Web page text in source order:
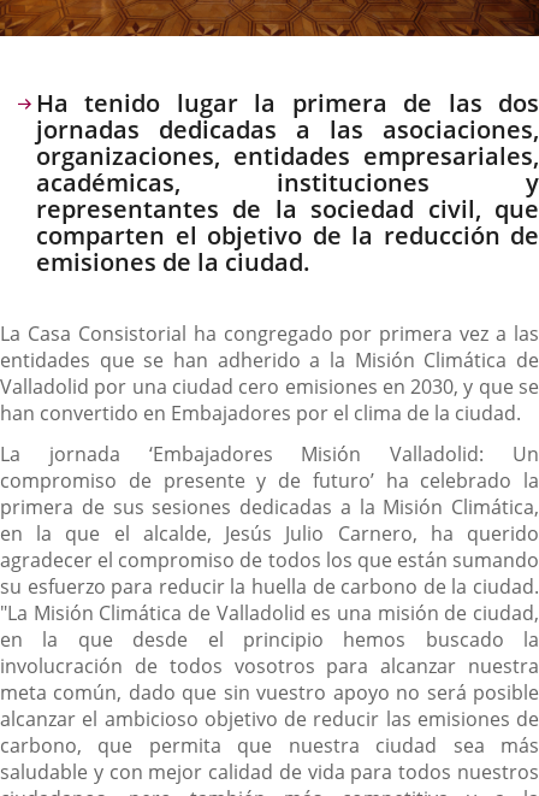
Descripción
Ha tenido lugar la primera de las dos
jornadas dedicadas a las asociaciones,
organizaciones, entidades empresariales,
académicas, instituciones y
representantes de la sociedad civil, que
comparten el objetivo de la reducción de
emisiones de la ciudad.
La Casa Consistorial ha congregado por primera vez a las
entidades que se han adherido a la Misión Climática de
Valladolid por una ciudad cero emisiones en 2030, y que se
han convertido en Embajadores por el clima de la ciudad.
La jornada ‘Embajadores Misión Valladolid: Un
compromiso de presente y de futuro’ ha celebrado la
primera de sus sesiones dedicadas a la Misión Climática,
en la que el alcalde, Jesús Julio Carnero, ha querido
agradecer el compromiso de todos los que están sumando
su esfuerzo para reducir la huella de carbono de la ciudad.
"La Misión Climática de Valladolid es una misión de ciudad,
en la que desde el principio hemos buscado la
involucración de todos vosotros para alcanzar nuestra
meta común, dado que sin vuestro apoyo no será posible
alcanzar el ambicioso objetivo de reducir las emisiones de
carbono, que permita que nuestra ciudad sea más
saludable y con mejor calidad de vida para todos nuestros